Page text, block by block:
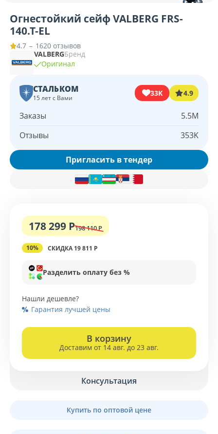
Огнестойкий сейф VALBERG FRS-
140.T-EL
4.7 – 1620 отзывов
VALBERGБренд
Оригинал
СТАЛЬКОМ
15 лет с Вами
33K 4.9
Заказы
5.5M
Отзывы
353K
Пригласить в тендер
178 299 Р198 110 Р
10% СКИДКА 19 811 Р
Разделить оплату без %
Нашли дешевле?
Гарантия лучшей цены
В корзину
Доставим от 14 авг. до 23 авг.
Консультация
Купить по оптовой цене